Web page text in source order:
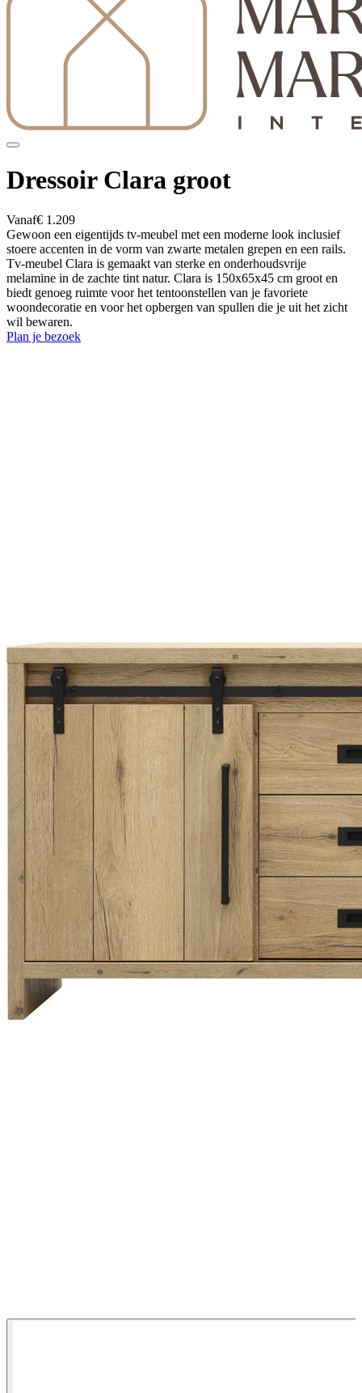
Dressoir Clara groot
Vanaf€ 1.209
Gewoon een eigentijds tv-meubel met een moderne look inclusief
stoere accenten in de vorm van zwarte metalen grepen en een rails.
Tv-meubel Clara is gemaakt van sterke en onderhoudsvrije
melamine in de zachte tint natur. Clara is 150x65x45 cm groot en
biedt genoeg ruimte voor het tentoonstellen van je favoriete
woondecoratie en voor het opbergen van spullen die je uit het zicht
wil bewaren.
Plan je bezoek